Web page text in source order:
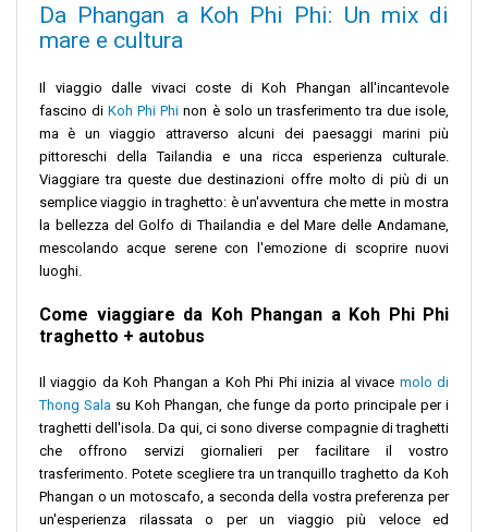
Da Phangan a Koh Phi Phi: Un mix di
mare e cultura
Il viaggio dalle vivaci coste di Koh Phangan all'incantevole
fascino diKoh Phi Phi non è solo un trasferimento tra due isole,
ma è un viaggio attraverso alcuni dei paesaggi marini più
pittoreschi della Tailandia e una ricca esperienza culturale.
Viaggiare tra queste due destinazioni offre molto di più di un
semplice viaggio in traghetto: è un'avventura che mette in mostra
la bellezza del Golfo di Thailandia e del Mare delle Andamane,
mescolando acque serene con l'emozione di scoprire nuovi
luoghi.
Come viaggiare da Koh Phangan a Koh Phi Phi
traghetto + autobus
Il viaggio da Koh Phangan a Koh Phi Phi inizia al vivace molo di
Thong Salasu Koh Phangan, che funge da porto principale per i
traghetti dell'isola. Da qui, ci sono diverse compagnie di traghetti
che offrono servizi giornalieri per facilitare il vostro
trasferimento. Potete scegliere tra un tranquillo traghetto da Koh
Phangan o un motoscafo, a seconda della vostra preferenza per
un'esperienza rilassata o per un viaggio più veloce ed